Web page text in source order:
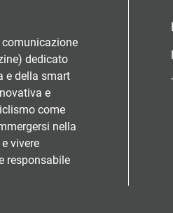
comunicazione
dedicato
e della smart
e
come
nella
vivere
responsabile